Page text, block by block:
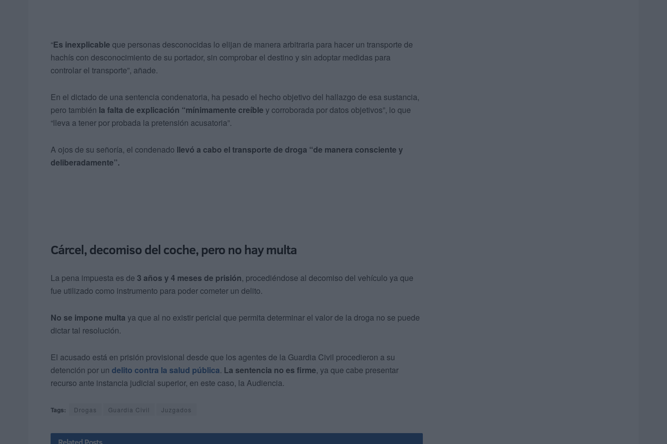
“Es inexplicable que personas desconocidas lo elijan de manera arbitraria para hacer un transporte de
hachís con desconocimiento de su portador, sin comprobar el destino y sin adoptar medidas para
controlar el transporte”, añade.
En el dictado de una sentencia condenatoria, ha pesado el hecho objetivo del hallazgo de esa sustancia,
pero también la falta de explicación “mínimamente creíble y corroborada por datos objetivos”, lo que
“lleva a tener por probada la pretensión acusatoria”.
A ojos de su señoría, el condenado llevó a cabo el transporte de droga “de manera consciente y
deliberadamente”.
Cárcel, decomiso del coche, pero no hay multa
La pena impuesta es de 3 años y 4 meses de prisión, procediéndose al decomiso del vehículo ya que
fue utilizado como instrumento para poder cometer un delito.
No se impone multa ya que al no existir pericial que permita determinar el valor de la droga no se puede
dictar tal resolución.
El acusado está en prisión provisional desde que los agentes de la Guardia Civil procedieron a su
detención por un delito contra la salud pública. La sentencia no es firme, ya que cabe presentar
recurso ante instancia judicial superior, en este caso, la Audiencia.
Tags: Drogas Guardia Civil Juzgados